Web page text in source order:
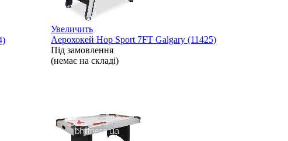
Увеличить
Аерохокей Hop Sport 7FT Galgary (11425)
Під замовлення
(немає на складі)